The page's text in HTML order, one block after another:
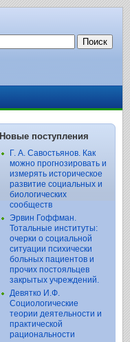
Новые поступления
Г. А. Савостьянов. Как
можно прогнозировать и
измерять историческое
развитие социальных и
биологических
сообществ
Эрвин Гоффман.
Тотальные институты:
очерки о социальной
ситуации психически
больных пациентов и
прочих постояльцев
закрытых учреждений.
Девятко И.Ф.
Социологические
теории деятельности и
практической
рациональности